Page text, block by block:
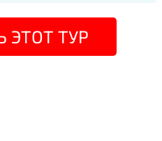
ЭТОТ ТУР